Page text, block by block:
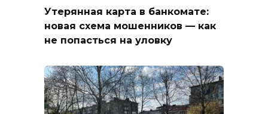
Утерянная карта в банкомате:
новая схема мошенников — как
не попасться на уловку